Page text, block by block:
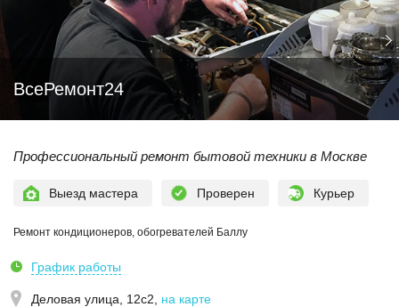
ВсеРемонт24
Профессиональный ремонт бытовой техники в Москве
Выезд мастера Проверен Курьер
Ремонт кондиционеров, обогревателей Баллу
График работы
Деловая улица, 12с2 на карте